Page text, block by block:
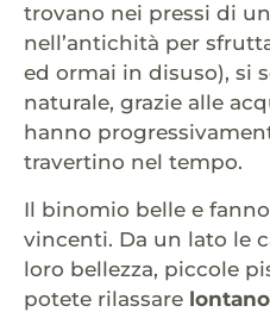
trovano nei pressi di
nell’antichità per
ed ormai in disuso), si
naturale, grazie alle
hanno
travertino nel tempo.
Il binomio belle e
vincenti. Da un lato le
loro bellezza, piccole
potete rilassare